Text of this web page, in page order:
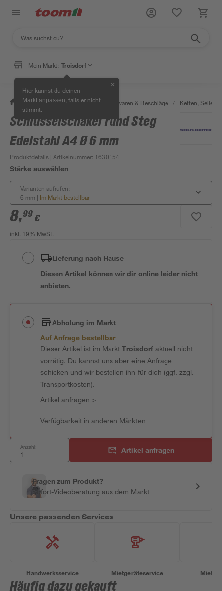
Mein Markt: Troisdorf
Hier kannst du deinen
Markt anpassen , falls er nicht
stimmt.
✕
/ Werkstatt & Maschinen / Eisenwaren & Beschläge / Ketten, Seile &
Schlüsselschäkel rund Steg
Edelstahl A4 Ø 6 mm
Produktdetails | Artikelnummer: 1630154
Stärke auswählen
Varianten aufrufen:
6 mm | Im Markt bestellbar
8,99 €
inkl. 19% MwSt.
Lieferung nach Hause
Diesen Artikel können wir dir online leider nicht
anbieten.
Abholung im Markt
Auf Anfrage bestellbar
Dieser Artikel ist im MarktTroisdorfaktuell nicht
vorrätig. Du kannst uns aber eine Anfrage
schicken und wir bestellen ihn für dich (ggf. zzgl.
Transportkosten).
Artikel anfragen >
Verfügbarkeit in anderen Märkten
Anzahl: Artikel anfragen
Fragen zum Produkt?
Sofort-Videoberatung aus dem Markt
Unsere passenden Services
Handwerksservice Mietgeräteservice
Häufig dazu gekauft